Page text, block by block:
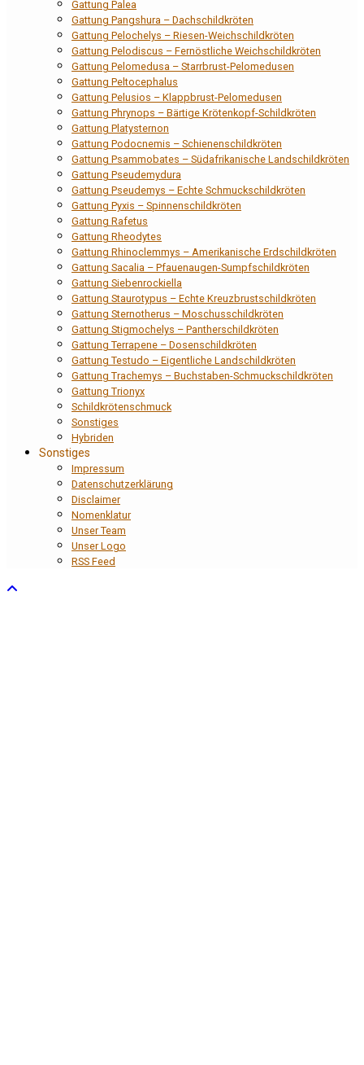
Gattung Palea
Gattung Pangshura – Dachschildkröten
Gattung Pelochelys – Riesen-Weichschildkröten
Gattung Pelodiscus – Fernöstliche Weichschildkröten
Gattung Pelomedusa – Starrbrust-Pelomedusen
Gattung Peltocephalus
Gattung Pelusios – Klappbrust-Pelomedusen
Gattung Phrynops – Bärtige Krötenkopf-Schildkröten
Gattung Platysternon
Gattung Podocnemis – Schienenschildkröten
Gattung Psammobates – Südafrikanische Landschildkröten
Gattung Pseudemydura
Gattung Pseudemys – Echte Schmuckschildkröten
Gattung Pyxis – Spinnenschildkröten
Gattung Rafetus
Gattung Rheodytes
Gattung Rhinoclemmys – Amerikanische Erdschildkröten
Gattung Sacalia – Pfauenaugen-Sumpfschildkröten
Gattung Siebenrockiella
Gattung Staurotypus – Echte Kreuzbrustschildkröten
Gattung Sternotherus – Moschusschildkröten
Gattung Stigmochelys – Pantherschildkröten
Gattung Terrapene – Dosenschildkröten
Gattung Testudo – Eigentliche Landschildkröten
Gattung Trachemys – Buchstaben-Schmuckschildkröten
Gattung Trionyx
Schildkrötenschmuck
Sonstiges
Hybriden
Sonstiges
Impressum
Datenschutzerklärung
Disclaimer
Nomenklatur
Unser Team
Unser Logo
RSS Feed